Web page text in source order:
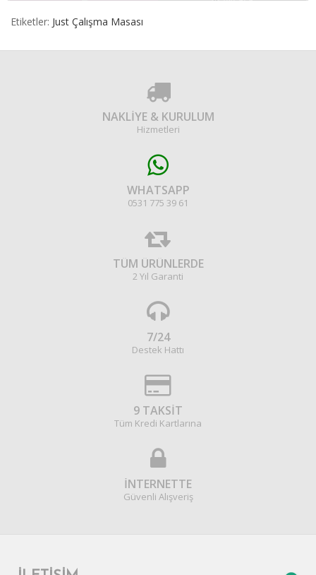
Etiketler: Just Çalışma Masası
NAKLİYE & KURULUM
Hizmetleri
WHATSAPP
0531 775 39 61
TÜM ÜRÜNLERDE
2 Yıl Garanti
7/24
Destek Hattı
9 TAKSİT
Tüm Kredi Kartlarına
İNTERNETTE
Güvenli Alışveriş